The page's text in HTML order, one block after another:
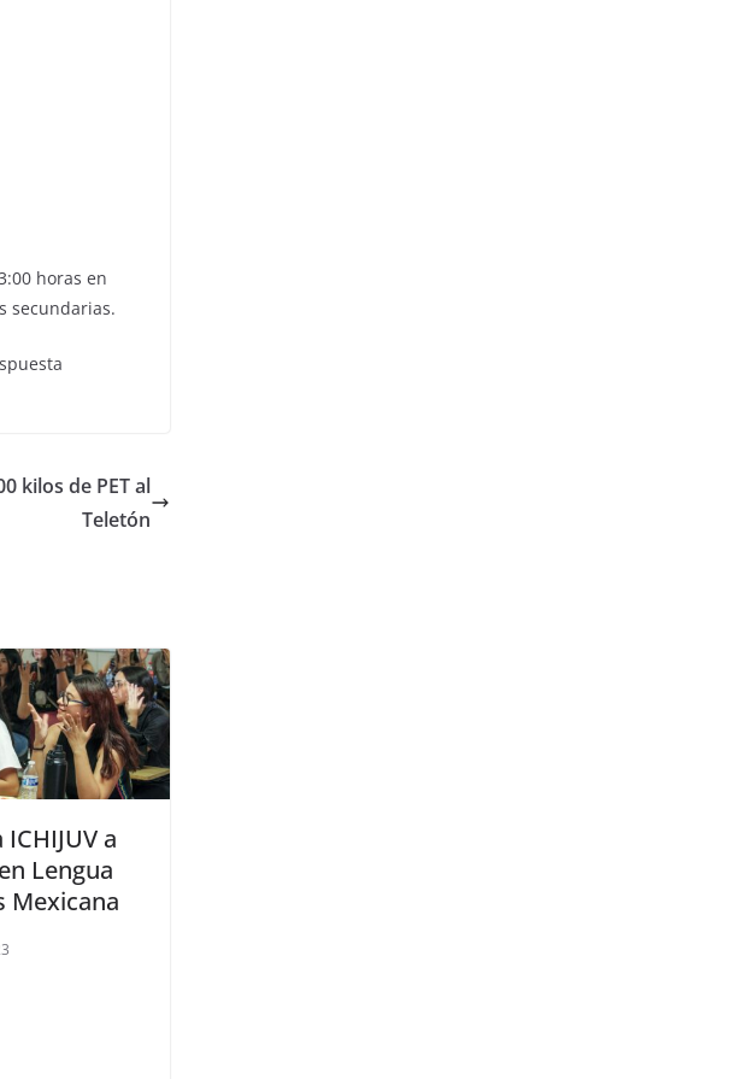
horas en
secundarias.
kilos de PET al
Teletón
a
Lengua
Mexicana